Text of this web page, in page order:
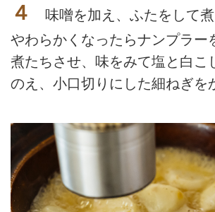
４
味噌を加え、ふたをして
やわらかくなったらナンプラー
煮たちさせ、味をみて塩と白こ
のえ、小口切りにした細ねぎを